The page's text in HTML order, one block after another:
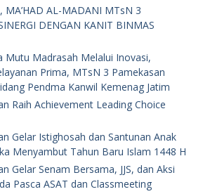
MA’HAD AL-MADANI MTsN 3
DENGAN KANIT BINMAS
Mutu Madrasah Melalui Inovasi,
Prima, MTsN 3 Pamekasan
Pendma Kanwil Kemenag Jatim
Raih Achievement Leading Choice
Gelar Istighosah dan Santunan Anak
Menyambut Tahun Baru Islam 1448 H
Gelar Senam Bersama, JJS, dan Aksi
Pasca ASAT dan Classmeeting